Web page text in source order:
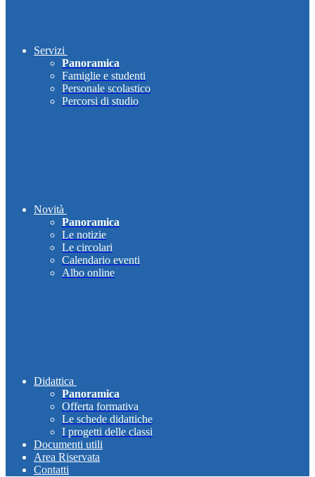
Servizi
Panoramica
Famiglie e studenti
Personale scolastico
Percorsi di studio
Novità
Panoramica
Le notizie
Le circolari
Calendario eventi
Albo online
Didattica
Panoramica
Offerta formativa
Le schede didattiche
I progetti delle classi
Documenti utili
Area Riservata
Contatti